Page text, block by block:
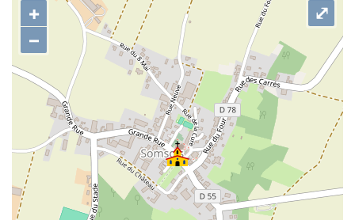
+
–
⤢